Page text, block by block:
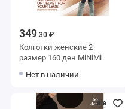
349.30 ₽
Колготки женские 2
размер 160 ден MiNiMi
Нет в наличии